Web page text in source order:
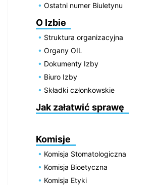
Ostatni numer Biuletynu
O Izbie
Struktura organizacyjna
Organy OIL
Dokumenty Izby
Biuro Izby
Składki członkowskie
Jak załatwić sprawę
Komisje
Komisja Stomatologiczna
Komisja Bioetyczna
Komisja Etyki